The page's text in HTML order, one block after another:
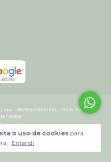
o uso de cookies para
Entendi
- 38285643000100 - 2026. Todos os